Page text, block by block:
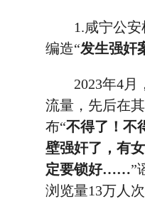
1.咸宁公安
编造“发生强奸
2023年4月
流量，先后在
布“不得了！不
壁强奸了，有
定要锁好……”
浏览量13万人